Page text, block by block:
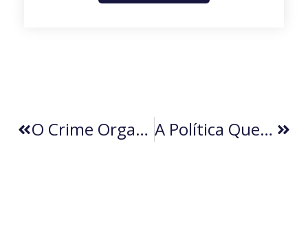
O Crime Organizado Derrotará Lula Em 2026? (por Adriano Oliveira) A Política Que Esquecemos (Vera Helena Castanho)